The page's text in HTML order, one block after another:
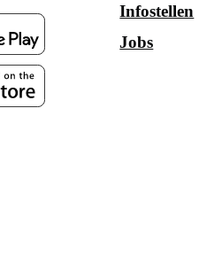
Infostellen
Jobs